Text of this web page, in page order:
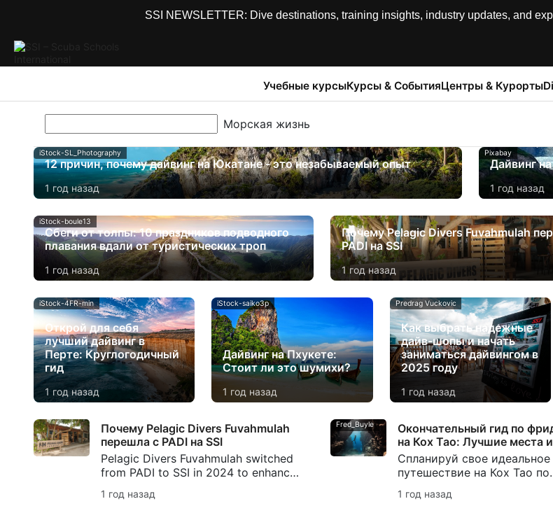
SSI NEWSLETTER: Dive destinations, training insights, industry updates, and
Учебные курсыКурсы & СобытияЦентры & Курорты
iStock-SL_Photography
12 причин, почему дайвинг на Юкатане - это незабываемый опыт
1 год назад
Pixabay
Дайвинг
1 год назад
iStock-boule13
Сбеги от толпы: 10 праздников подводного
плавания вдали от туристических троп
1 год назад
Почему Pelagic Divers Fuvahmulah
PADI на SSI
1 год назад
iStock-4FR-min
Открой для себя
лучший дайвинг в
Перте: Круглогодичный
гид
1 год назад
iStock-saiko3p
Дайвинг на Пхукете:
Стоит ли это шумихи?
1 год назад
Predrag Vuckovic
Как выбрать надежные
дайв-шопы и начать
заниматься дайвингом в
2025 году
1 год назад
Почему Pelagic Divers Fuvahmulah
перешла с PADI на SSI
Pelagic Divers Fuvahmulah switched
from PADI to SSI in 2024 to enhance
rigorous standards requiring annual
1 год назад
Fred_Buyle
Окончательный гид по
на Кох Тао: Лучшие места
Спланируй свое идеальное
путешествие на Кох Тао по
лучшие дайв-сайты,
1 год назад